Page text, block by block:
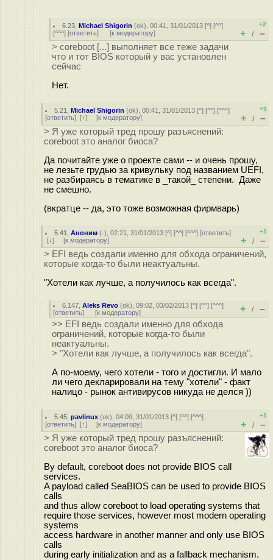
6.23 ,Michael Shigorin (ok), 00:41, 31/01/2013 [^] [^^]
[^^^] [ответить] [к модератору]
+2
+ / –
> coreboot [...] выполняет все теже задачи
что и тот BIOS который у вас установлен
сейчас
Нет.
5.21 ,Michael Shigorin (ok), 00:41, 31/01/2013 [^] [^^] [^^^]
[ответить] [↑] [к модератору]
+3
+ / –
> Я уже который тред прошу разъяснений:
coreboot это аналог биоса?
Да почитайте уже о проекте сами -- и очень прошу,
не лезьте грудью за кривульку под названием UEFI,
не разбираясь в тематике в _такой_ степени. Даже
не смешно.
(вкратце -- да, это тоже возможная фирмварь)
5.41 ,Аноним (-), 02:21, 31/01/2013 [^] [^^] [^^^] [ответить]
[↓] [к модератору]
+1
+ / –
> EFI ведь создали именно для обхода ограничений,
которые когда-то были неактуальны.
"Хотели как лучше, а получилось как всегда".
6.147 ,Aleks Revo (ok), 09:02, 03/02/2013 [^] [^^] [^^^]
[ответить] [к модератору] + / –
>> EFI ведь создали именно для обхода
ограничений, которые когда-то были
неактуальны.
> "Хотели как лучше, а получилось как всегда".
А по-моему, чего хотели - того и достигли. И мало
ли чего декларировали на тему "хотели" - факт
налицо - рынок антивирусов никуда не делся ))
5.45 ,pavlinux (ok), 04:09, 31/01/2013 [^] [^^] [^^^]
[ответить] [↑] [к модератору]
+1
+ / –
> Я уже который тред прошу разъяснений:
coreboot это аналог биоса?
By default, coreboot does not provide BIOS call
services.
A payload called SeaBIOS can be used to provide BIOS
calls
and thus allow coreboot to load operating systems that
require those services, however most modern operating
systems
access hardware in another manner and only use BIOS
calls
during early initialization and as a fallback mechanism.